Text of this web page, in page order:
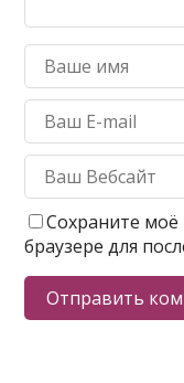
Сохраните моё
браузере для